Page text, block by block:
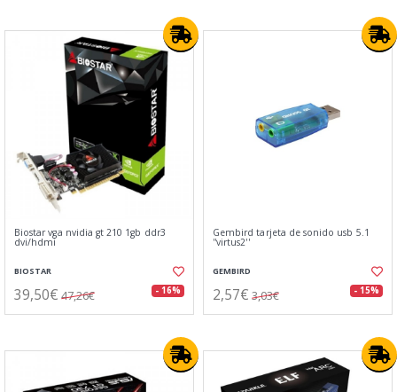
Biostar vga nvidia gt 210 1gb ddr3
dvi/hdmi
BIOSTAR
39,50€ 47,26€ - 16%
Gembird tarjeta de sonido usb 5.1
''virtus2''
GEMBIRD
2,57€ 3,03€ - 15%